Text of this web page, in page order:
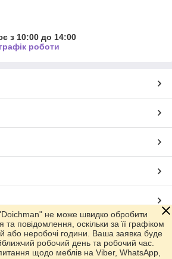
з 10:00 до 14:00
роботи
Prom.ua
не може швидко обробити
повідомлення, оскільки за її графіком
або неробочі години. Ваша заявка буде
робочий день та робочий час.
щодо меблів на Viber, WhatsApp,